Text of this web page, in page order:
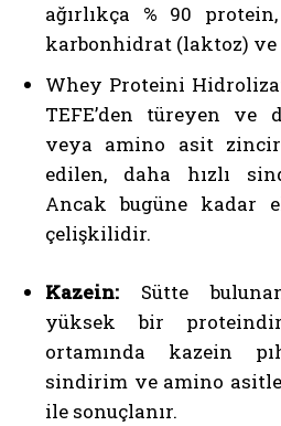
ağırlıkça % 90
karbonhidrat (laktoz) ve
Whey Proteini
TEFE’den türeyen ve
veya amino asit
edilen, daha hızlı
Ancak bugüne kadar
çelişkilidir.
Kazein: Sütte
yüksek bir
ortamında kazein
sindirim ve amino
ile sonuçlanır.